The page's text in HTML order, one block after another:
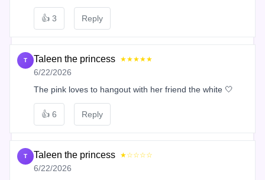
👍 3 Reply
T Taleen the princess ★★★★★
6/22/2026
The pink loves to hangout with her friend the white 🤍
👍 6 Reply
T Taleen the princess ★☆☆☆☆
6/22/2026